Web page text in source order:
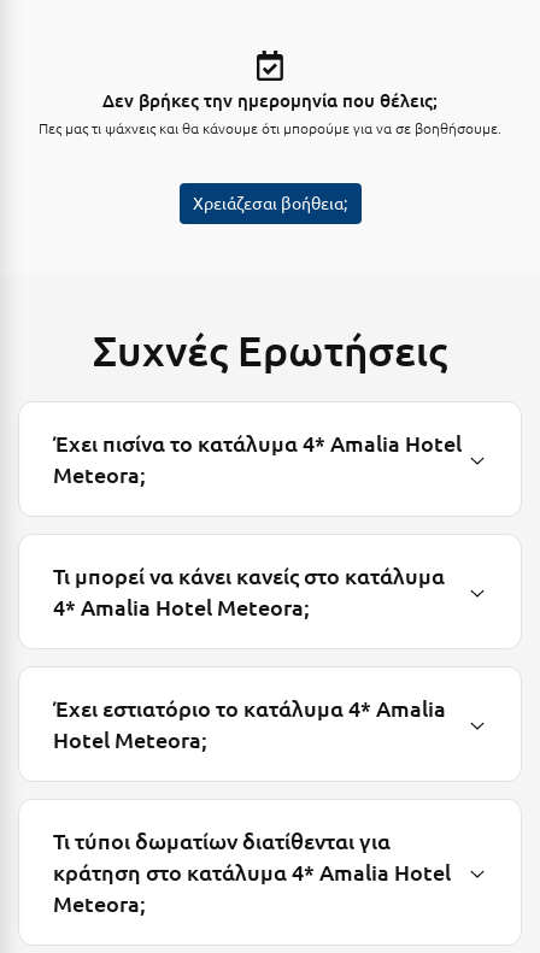
Μήλος
Μπούκα Μεσσηνίας
Μύκονος
Μυστράς
Νάξος
Ναυπακτία
Ναύπλιο
Νέα Μάκρη
Νέα Στύρα Εύβοιας
Νέοι Πόροι Πιερίας
Ξ
Δεν βρήκες την ημερομηνία που θέλεις;
Πες μας τι ψάχνεις και θα κάνουμε ότι μπορούμε για να σε βοηθήσουμε.
Χρειάζεσαι βοήθεια;
Συχνές Ερωτήσεις
Έχει πισίνα το κατάλυμα 4* Amalia Hotel
Meteora;
Τι μπορεί να κάνει κανείς στο κατάλυμα
4* Amalia Hotel Meteora;
Έχει εστιατόριο το κατάλυμα 4* Amalia
Hotel Meteora;
Τι τύποι δωματίων διατίθενται για
κράτηση στο κατάλυμα 4* Amalia Hotel
Meteora;